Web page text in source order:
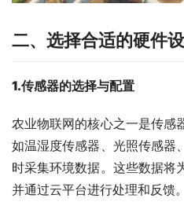
二、 选择合适的硬件
1.传感器的选择与配置
农业物联网的核心之一是传感
如温湿度传感器、光照传感器
时采集环境数据。这些数据将
并通过云平台进行处理和反馈。